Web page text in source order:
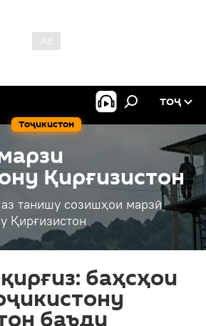
Тоҷикистон
ТОҶ
Қирғизистон
танишу созишҳои марзӣ
Қирғизистон
баҳсҳои